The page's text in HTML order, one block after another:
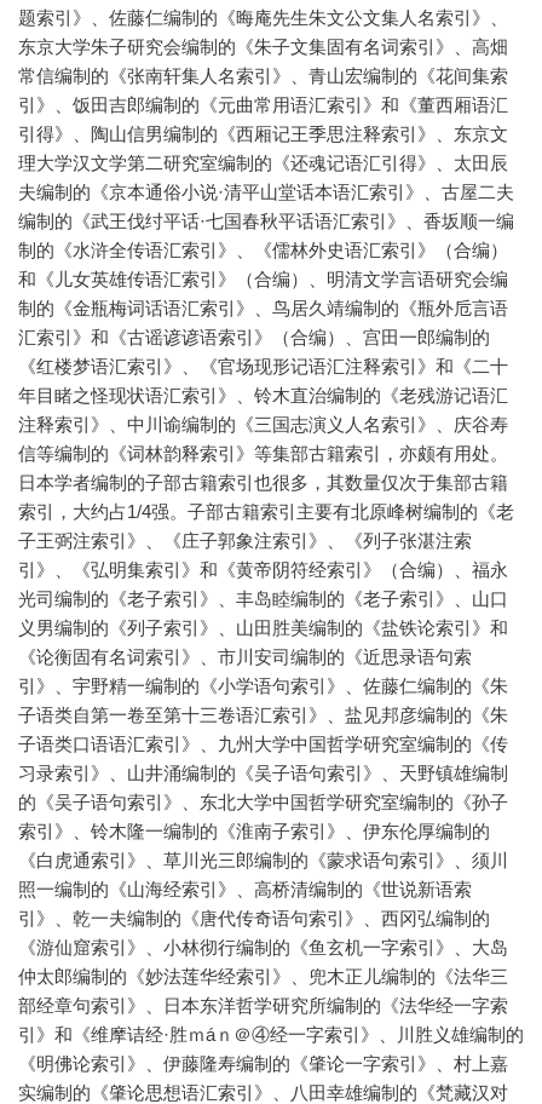
题索引》、佐藤仁编制的《晦庵先生朱文公文集人名索引》、
东京大学朱子研究会编制的《朱子文集固有名词索引》、高畑
常信编制的《张南轩集人名索引》、青山宏编制的《花间集索
引》、饭田吉郎编制的《元曲常用语汇索引》和《董西厢语汇
引得》、陶山信男编制的《西厢记王季思注释索引》、东京文
理大学汉文学第二研究室编制的《还魂记语汇引得》、太田辰
夫编制的《京本通俗小说·清平山堂话本语汇索引》、古屋二夫
编制的《武王伐纣平话·七国春秋平话语汇索引》、香坂顺一编
制的《水浒全传语汇索引》、《儒林外史语汇索引》（合编）
和《儿女英雄传语汇索引》（合编）、明清文学言语研究会编
制的《金瓶梅词话语汇索引》、鸟居久靖编制的《瓶外卮言语
汇索引》和《古谣谚谚语索引》（合编）、宫田一郎编制的
《红楼梦语汇索引》、《官场现形记语汇注释索引》和《二十
年目睹之怪现状语汇索引》、铃木直治编制的《老残游记语汇
注释索引》、中川谕编制的《三国志演义人名索引》、庆谷寿
信等编制的《词林韵释索引》等集部古籍索引，亦颇有用处。
日本学者编制的子部古籍索引也很多，其数量仅次于集部古籍
索引，大约占1/4强。子部古籍索引主要有北原峰树编制的《老
子王弼注索引》、《庄子郭象注索引》、《列子张湛注索
引》、《弘明集索引》和《黄帝阴符经索引》（合编）、福永
光司编制的《老子索引》、丰岛睦编制的《老子索引》、山口
义男编制的《列子索引》、山田胜美编制的《盐铁论索引》和
《论衡固有名词索引》、市川安司编制的《近思录语句索
引》、宇野精一编制的《小学语句索引》、佐藤仁编制的《朱
子语类自第一卷至第十三卷语汇索引》、盐见邦彦编制的《朱
子语类口语语汇索引》、九州大学中国哲学研究室编制的《传
习录索引》、山井涌编制的《吴子语句索引》、天野镇雄编制
的《吴子语句索引》、东北大学中国哲学研究室编制的《孙子
索引》、铃木隆一编制的《淮南子索引》、伊东伦厚编制的
《白虎通索引》、草川光三郎编制的《蒙求语句索引》、须川
照一编制的《山海经索引》、高桥清编制的《世说新语索
引》、乾一夫编制的《唐代传奇语句索引》、西冈弘编制的
《游仙窟索引》、小林彻行编制的《鱼玄机一字索引》、大岛
仲太郎编制的《妙法莲华经索引》、兜木正儿编制的《法华三
部经章句索引》、日本东洋哲学研究所编制的《法华经一字索
引》和《维摩诘经·胜ｍáｎ＠④经一字索引》、川胜义雄编制的
《明佛论索引》、伊藤隆寿编制的《肇论一字索引》、村上嘉
实编制的《肇论思想语汇索引》、八田幸雄编制的《梵藏汉对